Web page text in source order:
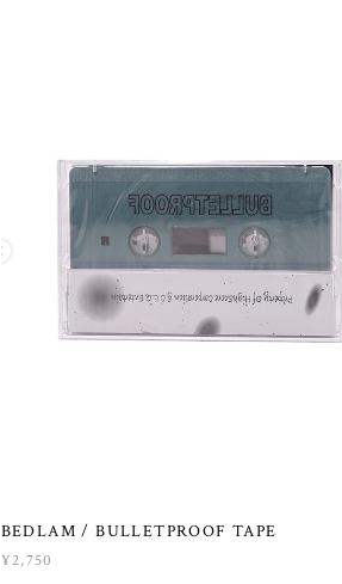
BEDLAM / BULLETPROOF TAPE
¥2,750